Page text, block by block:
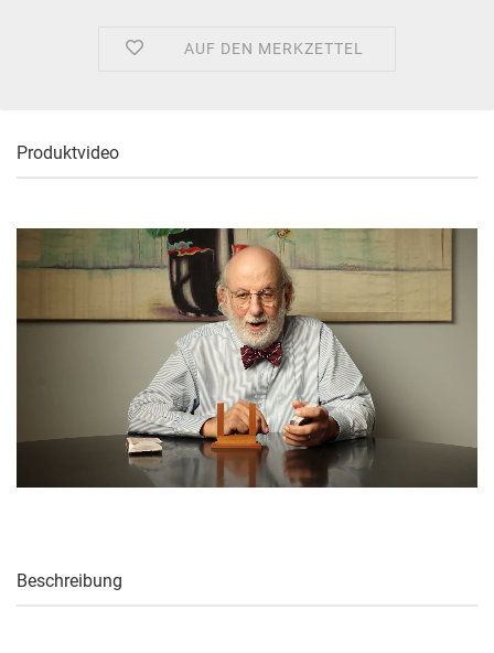
AUF DEN MERKZETTEL
Produktvideo
Beschreibung